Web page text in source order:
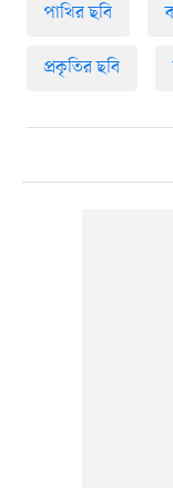
পাখির ছবি
প্রকৃতির ছবি